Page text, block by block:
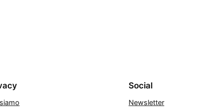
Social
Newsletter